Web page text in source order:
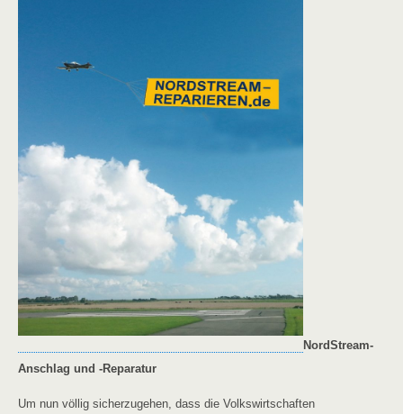
NordStream-
Anschlag und -Reparatur
Um nun völlig sicherzugehen, dass die Volkswirtschaften